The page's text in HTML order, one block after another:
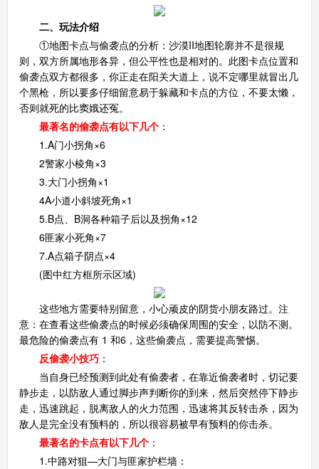
生死狙击手机版
二、玩法介绍
①地图卡点与偷袭点的分析：沙漠II地图轮廓并不是很规
则，双方所属地形各异，但公平性也是相对的。此图卡点位置和
偷袭点双方都很多，你正走在阳关大道上，说不定哪里就冒出几
个黑枪，所以要多仔细留意易于躲藏和卡点的方位，不要太懒，
否则就死的比窦娥还冤。
最著名的偷袭点有以下几个：
1.A门小拐角×6
2警家小棱角×3
3.大门小拐角×1
4A小道小斜坡死角×1
5.B点、B洞各种箱子后以及拐角×12
6匪家小死角×7
7.A点箱子阴点×4
(图中红方框所示区域)
这些地方需要特别留意，小心顽皮的阴货小朋友路过。注
意：在查看这些偷袭点的时候必须确保周围的安全，以防不测。
最危险的偷袭点有 1 和6，这些偷袭点，需要提高警惕。
反偷袭小技巧：
当自身已经预测到此处有偷袭者，在靠近偷袭者时，切记要
静步走，以防敌人通过脚步声判断你的到来，然后突然停下静步
走，迅速跳起，脱离敌人的火力范围，迅速将其反转击杀，因为
敌人是完全没有预料的，所以很容易被早有预料的你击杀。
最著名的卡点有以下几个：
1.中路对狙—大门与匪家护栏墙：